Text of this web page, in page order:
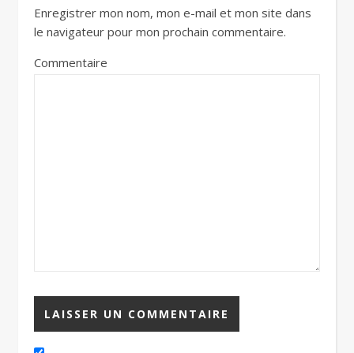
Enregistrer mon nom, mon e-mail et mon site dans
le navigateur pour mon prochain commentaire.
Commentaire